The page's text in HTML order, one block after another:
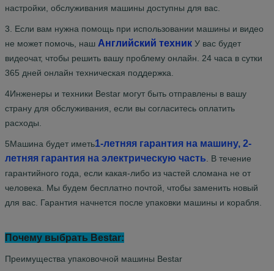
настройки, обслуживания машины доступны для вас.
3. Если вам нужна помощь при использовании машины и видео
не может помочь, наш Английский техник У вас будет
видеочат, чтобы решить вашу проблему онлайн. 24 часа в сутки
365 дней онлайн техническая поддержка.
4Инженеры и техники Bestar могут быть отправлены в вашу
страну для обслуживания, если вы согласитесь оплатить
расходы.
5Машина будет иметь1-летняя гарантия на машину, 2-
летняя гарантия на электрическую часть
В течение
гарантийного года, если какая-либо из частей сломана не от
человека. Мы будем бесплатно почтой, чтобы заменить новый
для вас. Гарантия начнется после упаковки машины и корабля.
Почему выбрать Bestar:
Преимущества упаковочной машины Bestar